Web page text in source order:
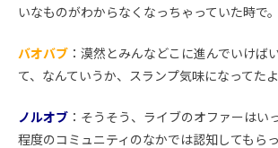
いなものがわからなくなっちゃっていた時で。
バオバブ ：漠然とみんなどこに進んでいけば
て、なんていうか、スランプ気味になってたよ
ノルオブ ：そうそう、ライブのオファーはい
程度のコミュニティのなかでは認知してもら